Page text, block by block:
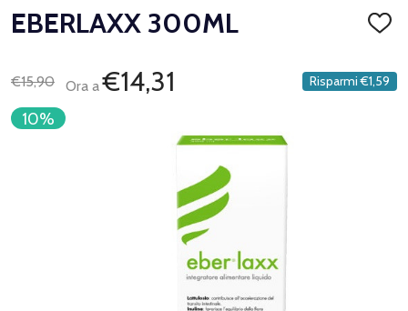
EBERLAXX 300ML
DEI
€15,90 Ora a€14,31 Risparmi €1,59
10%